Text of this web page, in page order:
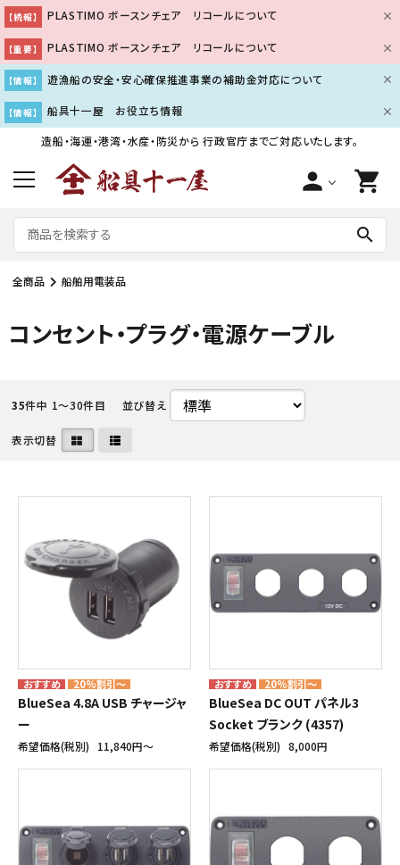
【続報】 PLASTIMO ボースンチェア リコールについて
【重要】 PLASTIMO ボースンチェア リコールについて
【情報】 遊漁船の安全・安心確保推進事業の補助金対応について
【情報】
船具十一屋 お役立ち情報
造船・海運・港湾・水産・防災から行政官庁までご対応いたします。
person shopping_cart
search
全商品 船舶用電装品
コンセント・プラグ・電源ケーブル
35件中 1〜30件目 並び替え
表示切替
20%割引～
BlueSea 4.8A USB チャージャ
ー
希望価格(税別) 11,840円〜
20%割引～
BlueSea DC OUT パネル3
Socket ブランク (4357)
希望価格(税別) 8,000円